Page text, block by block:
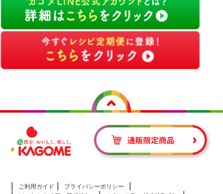
ご利用ガイド
プライバシーポリシー